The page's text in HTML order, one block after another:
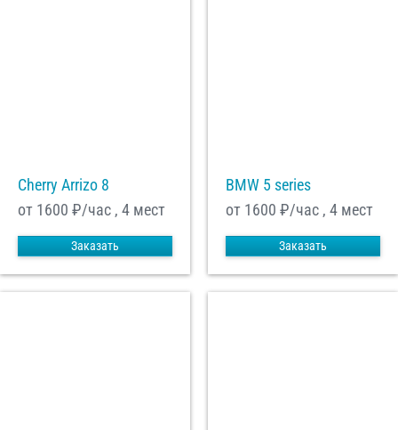
Cherry Arrizo 8
от 1600 ₽/час , 4 мест
Заказать
BMW 5 series
от 1600 ₽/час , 4 мест
Заказать